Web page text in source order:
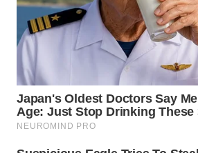
WN
KALSEL
WN
KALTIM
WN
SULSEL